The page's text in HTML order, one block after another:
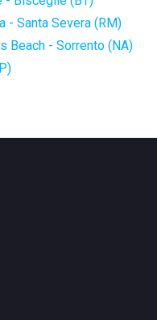
- Santa Severa (RM)
Beach - Sorrento (NA)